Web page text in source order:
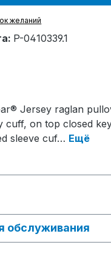
желаний
P-0410339.1
Jersey raglan
cuff, on top closed
sleeve cuf… Ещё
обслуживания